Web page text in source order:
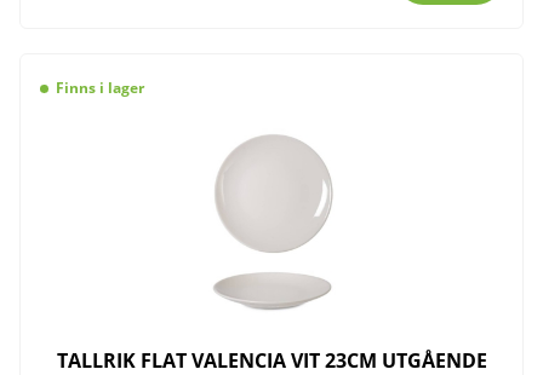
Finns i lager
TALLRIK FLAT VALENCIA VIT 23CM UTGÅENDE